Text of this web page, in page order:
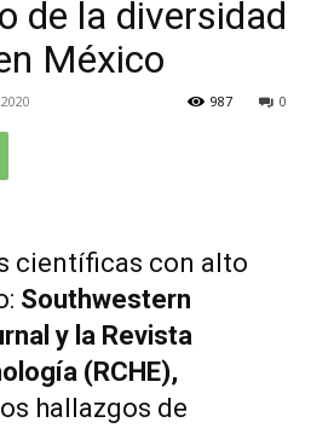
de la diversidad
México
0
987
científicas con alto
Southwestern
y la Revista
(RCHE),
hallazgos de